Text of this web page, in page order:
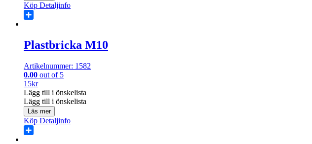
Köp Detaljinfo
Plastbricka M10
Artikelnummer: 1582
0.00 out of 5
15kr
Lägg till i önskelista
Lägg till i önskelista
Läs mer
Köp Detaljinfo